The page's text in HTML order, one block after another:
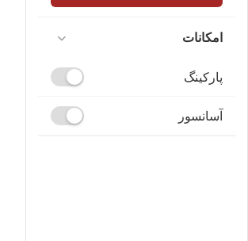
امکانات
پارکینگ
آسانسور